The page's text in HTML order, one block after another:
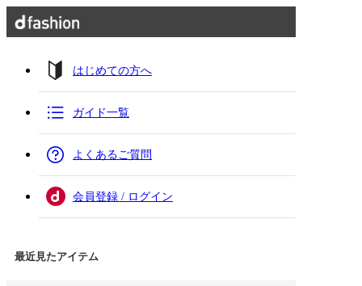
はじめての方へ
ガイド一覧
よくあるご質問
会員登録 / ログイン
最近見たアイテム